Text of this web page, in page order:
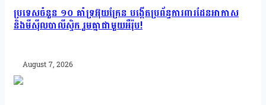
ប្រទេសចំនួន ១០ គាំទ្រអ៊ុយក្រែន បង្កើតប្រព័ន្ធការពារដែនអាកាស
និងមីស៊ីលបាលីស្ទិក រួមគ្នាជាមួយអឺរ៉ុប!
August 7, 2026